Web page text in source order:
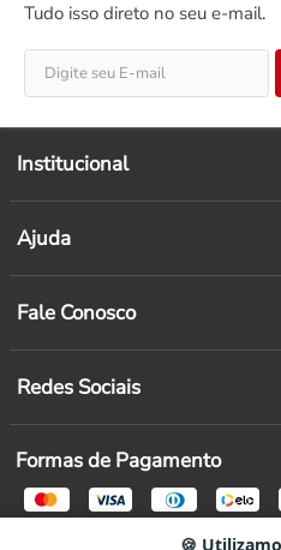
Tudo isso direto no seu e-mail.
Institucional
Ajuda
Fale Conosco
Redes Sociais
Formas de Pagamento
🍪